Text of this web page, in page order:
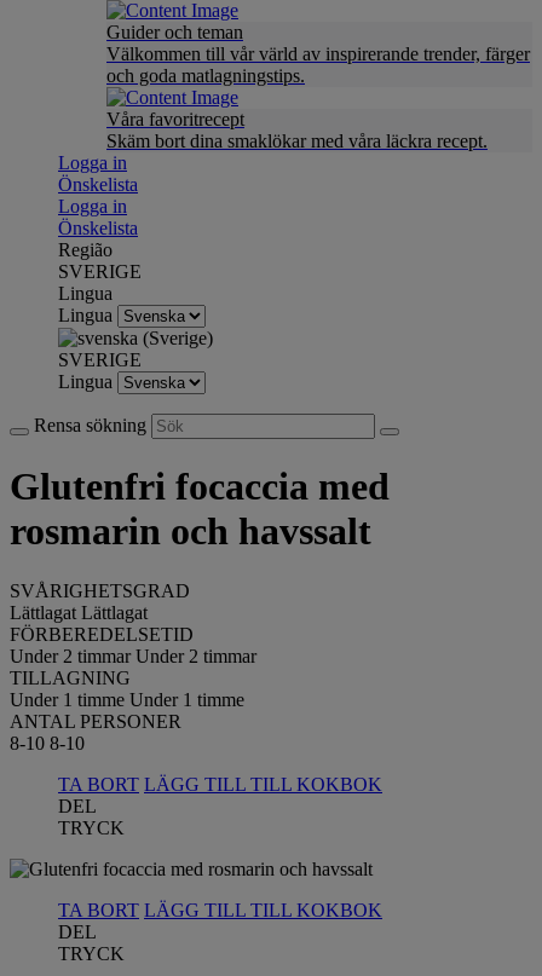
Guider och teman
Välkommen till vår värld av inspirerande trender, färger
och goda matlagningstips.
Våra favoritrecept
Skäm bort dina smaklökar med våra läckra recept.
Logga in
Önskelista
Logga in
Önskelista
Região
SVERIGE
Lingua
Lingua
SVERIGE
Lingua
Rensa sökning
Glutenfri focaccia med
rosmarin och havssalt
SVÅRIGHETSGRAD
Lättlagat Lättlagat
FÖRBEREDELSETID
Under 2 timmar Under 2 timmar
TILLAGNING
Under 1 timme Under 1 timme
ANTAL PERSONER
8-10 8-10
TA BORT LÄGG TILL TILL KOKBOK
DEL
TRYCK
TA BORT LÄGG TILL TILL KOKBOK
DEL
TRYCK